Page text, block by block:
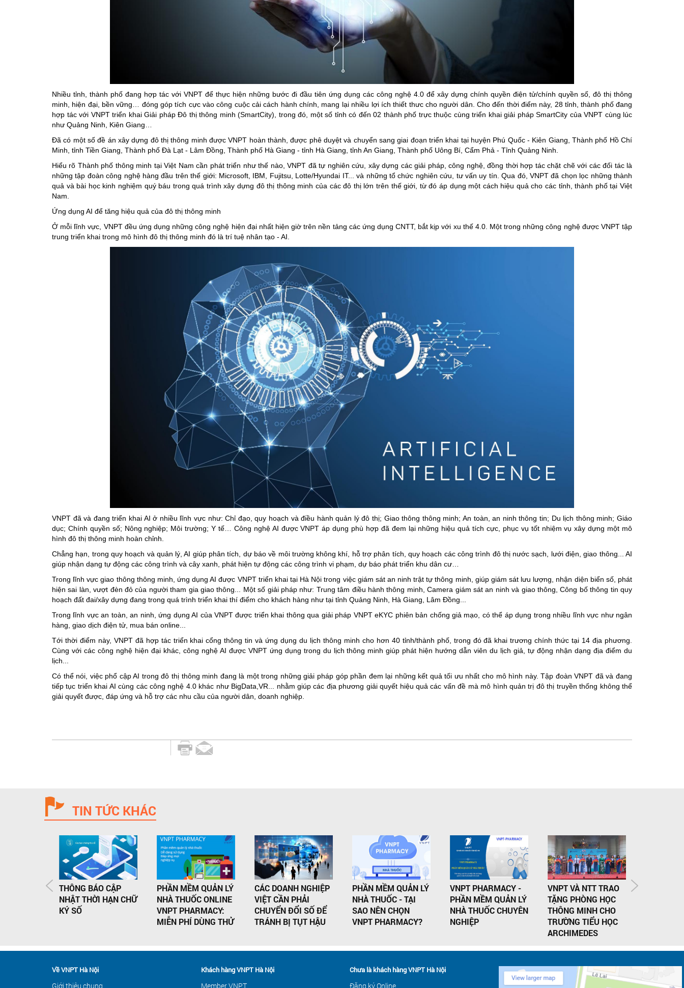
Nhiều tỉnh, thành phố đang hợp tác với VNPT để thực hiện những bước đi đầu tiên ứng dụng các công nghệ 4.0 để xây dựng chính quyền điện tử/chính quyền số, đô thị thông
minh, hiện đại, bền vững… đóng góp tích cực vào công cuộc cải cách hành chính, mang lại nhiều lợi ích thiết thưc cho người dân. Cho đến thời điểm này, 28 tỉnh, thành phố đang
hợp tác với VNPT triển khai Giải pháp Đô thị thông minh (SmartCity), trong đó, một số tỉnh có đến 02 thành phố trực thuộc cùng triển khai giải pháp SmartCity của VNPT cùng lúc
như Quảng Ninh, Kiên Giang…
Đã có một số đề án xây dựng đô thị thông minh được VNPT hoàn thành, được phê duyệt và chuyển sang giai đoạn triển khai tại huyện Phú Quốc - Kiên Giang, Thành phố Hồ Chí
Minh, tỉnh Tiền Giang, Thành phố Đà Lạt - Lâm Đồng, Thành phố Hà Giang - tỉnh Hà Giang, tỉnh An Giang, Thành phố Uông Bí, Cẩm Phả - Tỉnh Quảng Ninh.
Hiểu rõ Thành phố thông minh tại Việt Nam cần phát triển như thế nào, VNPT đã tự nghiên cứu, xây dựng các giải pháp, công nghệ, đồng thời hợp tác chặt chẽ với các đối tác là
những tập đoàn công nghệ hàng đầu trên thế giới: Microsoft, IBM, Fujitsu, Lotte/Hyundai IT... và những tổ chức nghiên cứu, tư vấn uy tín. Qua đó, VNPT đã chọn lọc những thành
quả và bài học kinh nghiệm quý báu trong quá trình xây dựng đô thị thông minh của các đô thị lớn trên thế giới, từ đó áp dụng một cách hiệu quả cho các tỉnh, thành phố tại Việt
Nam.
Ứng dụng AI để tăng hiệu quả của đô thị thông minh
Ở mỗi lĩnh vực, VNPT đều ứng dụng những công nghệ hiện đại nhất hiện giờ trên nền tảng các ứng dụng CNTT, bắt kịp với xu thế 4.0. Một trong những công nghệ được VNPT tập
trung triển khai trong mô hình đô thị thông minh đó là trí tuệ nhân tạo - AI.
VNPT đã và đang triển khai AI ở nhiều lĩnh vực như: Chỉ đạo, quy hoạch và điều hành quản lý đô thị; Giao thông thông minh; An toàn, an ninh thông tin; Du lịch thông minh; Giáo
dục; Chính quyền số; Nông nghiệp; Môi trường; Y tế… Công nghệ AI được VNPT áp dụng phù hợp đã đem lại những hiệu quả tích cực, phục vụ tốt nhiệm vụ xây dựng một mô
hình đô thị thông minh hoàn chỉnh.
Chẳng hạn, trong quy hoạch và quản lý, AI giúp phân tích, dự báo về môi trường không khí, hỗ trợ phân tích, quy hoạch các công trình đô thị nước sạch, lưới điện, giao thông... AI
giúp nhận dạng tự động các công trình và cây xanh, phát hiện tự động các công trình vi phạm, dự báo phát triển khu dân cư…
Trong lĩnh vực giao thông thông minh, ứng dụng AI được VNPT triển khai tại Hà Nội trong việc giám sát an ninh trật tự thông minh, giúp giám sát lưu lượng, nhận diện biển số, phát
hiện sai làn, vượt đèn đỏ của người tham gia giao thông... Một số giải pháp như: Trung tâm điều hành thông minh, Camera giám sát an ninh và giao thông, Công bố thông tin quy
hoạch đất đai/xây dựng đang trong quá trình triển khai thí điểm cho khách hàng như tại tỉnh Quảng Ninh, Hà Giang, Lâm Đồng...
Trong lĩnh vực an toàn, an ninh, ứng dụng AI của VNPT được triển khai thông qua giải pháp VNPT eKYC phiên bản chống giả mạo, có thể áp dụng trong nhiều lĩnh vực như ngân
hàng, giao dịch điện tử, mua bán online...
Tới thời điểm này, VNPT đã hợp tác triển khai cổng thông tin và ứng dụng du lịch thông minh cho hơn 40 tỉnh/thành phố, trong đó đã khai trương chính thức tại 14 địa phương.
Cùng với các công nghệ hiện đại khác, công nghệ AI được VNPT ứng dụng trong du lịch thông minh giúp phát hiện hướng dẫn viên du lịch giả, tự động nhận dạng địa điểm du
lịch...
Có thể nói, việc phổ cập AI trong đô thị thông minh đang là một trong những giải pháp góp phần đem lại những kết quả tối ưu nhất cho mô hình này. Tập đoàn VNPT đã và đang
tiếp tục triển khai AI cùng các công nghệ 4.0 khác như BigData,VR... nhằm giúp các địa phương giải quyết hiệu quả các vấn đề mà mô hình quản trị đô thị truyền thống không thể
giải quyết được, đáp ứng và hỗ trợ các nhu cầu của người dân, doanh nghiệp.
TIN TỨC KHÁC
THÔNG BÁO CẬP
NHẬT THỜI HẠN CHỮ
KÝ SỐ
PHẦN MỀM QUẢN LÝ
NHÀ THUỐC ONLINE
VNPT PHARMACY:
MIỄN PHÍ DÙNG THỬ
CÁC DOANH NGHIỆP
VIỆT CẦN PHẢI
CHUYỂN ĐỔI SỐ ĐỂ
TRÁNH BỊ TỤT HẬU
PHẦN MỀM QUẢN LÝ
NHÀ THUỐC - TẠI
SAO NÊN CHỌN
VNPT PHARMACY?
VNPT PHARMACY -
PHẦN MỀM QUẢN LÝ
NHÀ THUỐC CHUYÊN
NGHIỆP
VNPT VÀ NTT TRAO
TẶNG PHÒNG HỌC
THÔNG MINH CHO
TRƯỜNG TIỂU HỌC
ARCHIMEDES
Về VNPT Hà Nội
Giới thiệu chung
Khách hàng VNPT Hà Nội
Member VNPT
Chưa là khách hàng VNPT Hà Nội
Đăng ký Online